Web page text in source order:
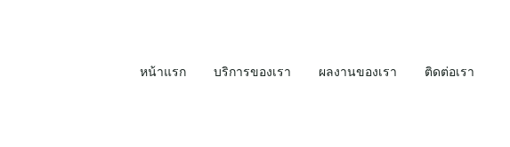
หน้าแรก บริการของเรา ผลงานของเรา ติดต่อเรา